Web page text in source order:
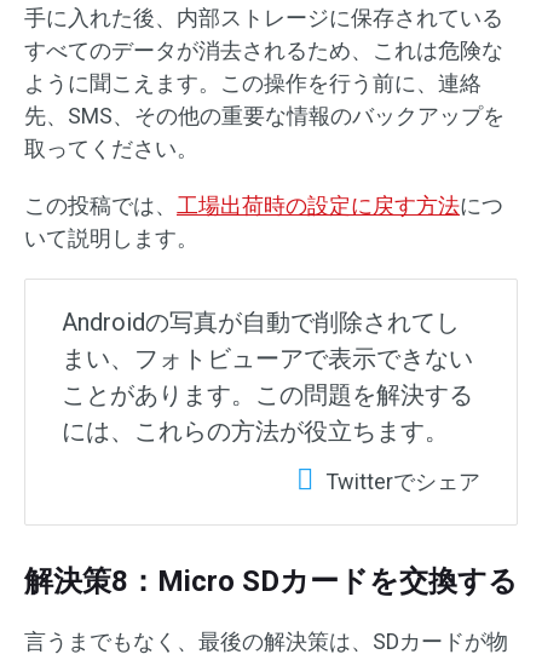
手に入れた後、内部ストレージに保存されている
すべてのデータが消去されるため、これは危険な
ように聞こえます。この操作を行う前に、連絡
先、SMS、その他の重要な情報のバックアップを
取ってください。
この投稿では、 工場出荷時の設定に戻す方法につ
いて説明します。
Androidの写真が自動で削除されてし
まい、フォトビューアで表示できない
ことがあります。この問題を解決する
には、これらの方法が役立ちます。
Twitterでシェア
解決策8：Micro SDカードを交換する
言うまでもなく、最後の解決策は、SDカードが物